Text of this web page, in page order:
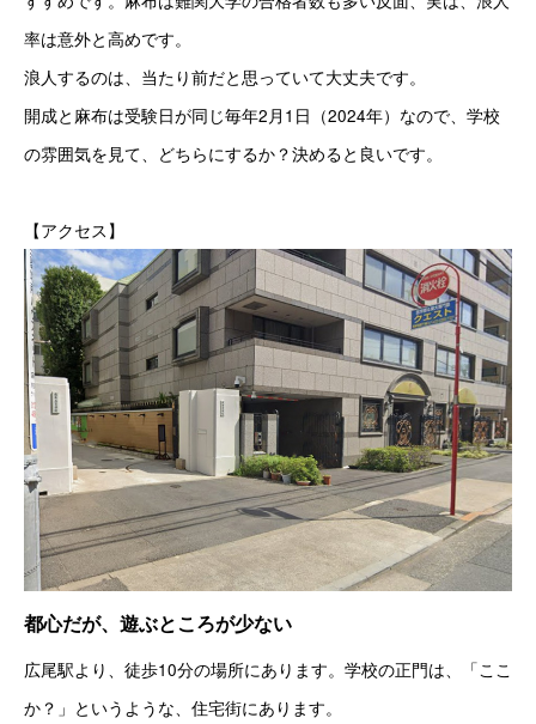
率は意外と高めです。
浪人するのは、当たり前だと思っていて大丈夫です。
開成と麻布は受験日が同じ毎年2月1日（2024年）なので、学校
の雰囲気を見て、どちらにするか？決めると良いです。
【アクセス】
都心だが、遊ぶところが少ない
広尾駅より、徒歩10分の場所にあります。学校の正門は、「ここ
か？」というような、住宅街にあります。